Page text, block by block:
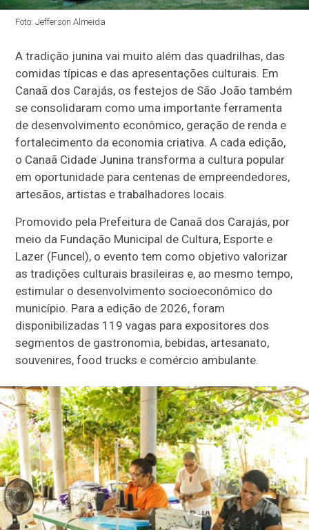
Foto: Jefferson Almeida
A tradição junina vai muito além das quadrilhas, das
comidas típicas e das apresentações culturais. Em
Canaã dos Carajás, os festejos de São João também
se consolidaram como uma importante ferramenta
de desenvolvimento econômico, geração de renda e
fortalecimento da economia criativa. A cada edição,
o Canaã Cidade Junina transforma a cultura popular
em oportunidade para centenas de empreendedores,
artesãos, artistas e trabalhadores locais.
Promovido pela Prefeitura de Canaã dos Carajás, por
meio da Fundação Municipal de Cultura, Esporte e
Lazer (Funcel), o evento tem como objetivo valorizar
as tradições culturais brasileiras e, ao mesmo tempo,
estimular o desenvolvimento socioeconômico do
município. Para a edição de 2026, foram
disponibilizadas 119 vagas para expositores dos
segmentos de gastronomia, bebidas, artesanato,
souvenires, food trucks e comércio ambulante.